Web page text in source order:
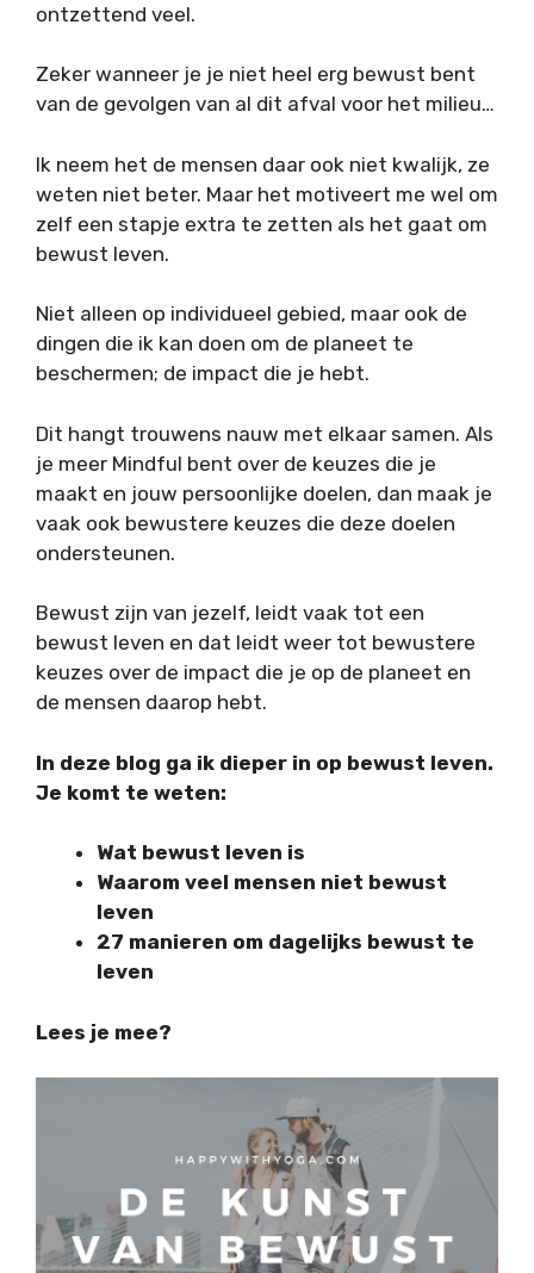
ontzettend veel.
Zeker wanneer je je niet heel erg bewust bent
van de gevolgen van al dit afval voor het milieu…
Ik neem het de mensen daar ook niet kwalijk, ze
weten niet beter. Maar het motiveert me wel om
zelf een stapje extra te zetten als het gaat om
bewust leven.
Niet alleen op individueel gebied, maar ook de
dingen die ik kan doen om de planeet te
beschermen; de impact die je hebt.
Dit hangt trouwens nauw met elkaar samen. Als
je meer Mindful bent over de keuzes die je
maakt en jouw persoonlijke doelen, dan maak je
vaak ook bewustere keuzes die deze doelen
ondersteunen.
Bewust zijn van jezelf, leidt vaak tot een
bewust leven en dat leidt weer tot bewustere
keuzes over de impact die je op de planeet en
de mensen daarop hebt.
In deze blog ga ik dieper in op bewust leven.
Je komt te weten:
Wat bewust leven is
Waarom veel mensen niet bewust
leven
27 manieren om dagelijks bewust te
leven
Lees je mee?